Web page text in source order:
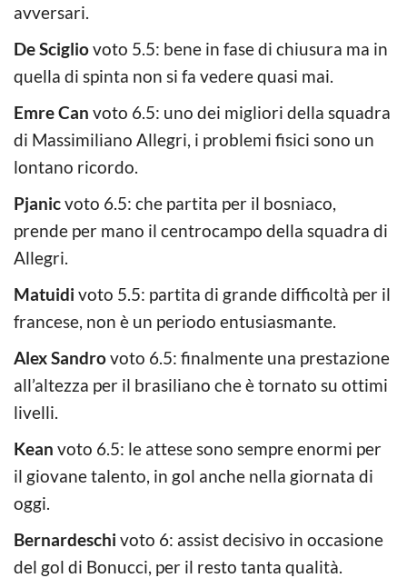
avversari.
De Scigliovoto 5.5: bene in fase di chiusura ma in
quella di spinta non si fa vedere quasi mai.
Emre Can voto 6.5: uno dei migliori della squadra
di Massimiliano Allegri, i problemi fisici sono un
lontano ricordo.
Pjanicvoto 6.5: che partita per il bosniaco,
prende per mano il centrocampo della squadra di
Allegri.
Matuidi voto 5.5: partita di grande difficoltà per il
francese, non è un periodo entusiasmante.
Alex Sandrovoto 6.5: finalmente una prestazione
all’altezza per il brasiliano che è tornato su ottimi
livelli.
Kean voto 6.5: le attese sono sempre enormi per
il giovane talento, in gol anche nella giornata di
oggi.
Bernardeschi voto 6: assist decisivo in occasione
del gol di Bonucci, per il resto tanta qualità.